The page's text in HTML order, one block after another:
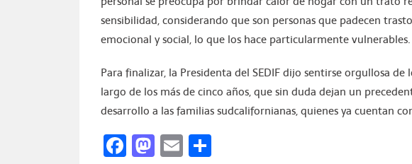
sensibilidad, considerando que son personas que padecen
emocional y social, lo que los hace particularmente vulnerables.
Para finalizar, la Presidenta del SEDIF dijo sentirse orgullosa
largo de los más de cinco años, que sin duda dejan un
desarrollo a las familias sudcalifornianas, quienes ya cuentan
Facebook
Mastodon
Email